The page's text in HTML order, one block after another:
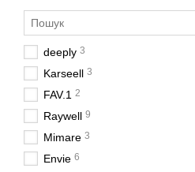
deeply 3
Karseell 3
FAV.1 2
Raywell 9
Mimare 3
Envie 6